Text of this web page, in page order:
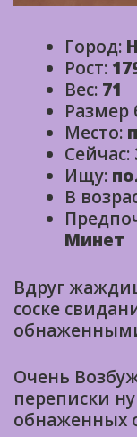
Город:
Рост:
Вес: 71
Размер
Место:
Сейчас:
Ищу:
В
Минет
Вдруг
соске
Очень
переписки
обнаженных